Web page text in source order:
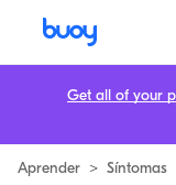
Aprender > Síntomas
Get all of your